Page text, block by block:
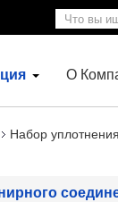
О
Набор